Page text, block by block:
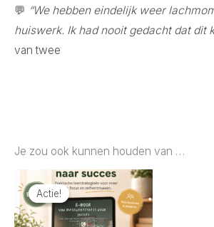
💬 “We hebben eindelijk weer
huiswerk. Ik had nooit gedacht dat dit
van twee
Je zou ook kunnen houden van …
Actie!
Actie!